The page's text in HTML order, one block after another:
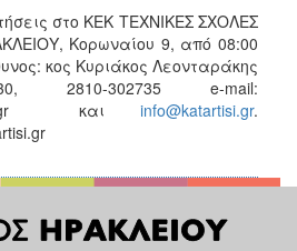
στο ΚΕΚ ΤΕΧΝΙΚΕΣ ΣΧΟΛΕΣ
Κορωναίου 9, από 08:00
κος Κυριάκος Λεονταράκης
2810-302735 e-mail:
και info@katartisi.gr.